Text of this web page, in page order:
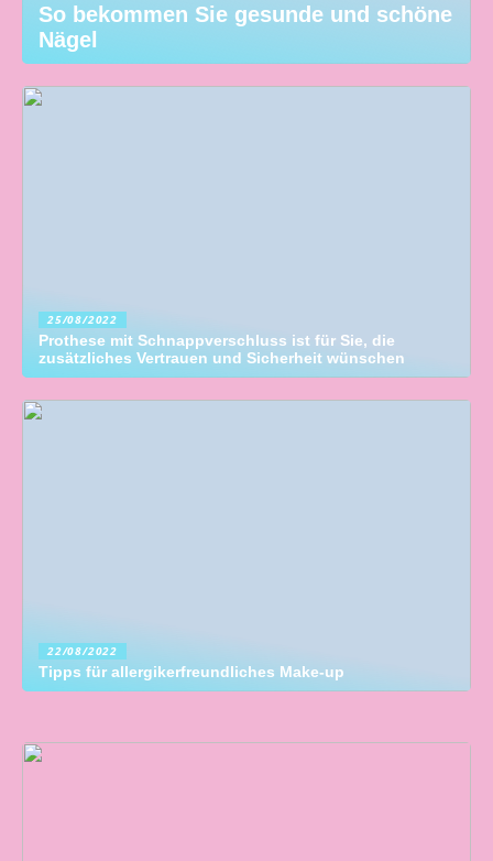
So bekommen Sie gesunde und schöne
Nägel
25/08/2022
Prothese mit Schnappverschluss ist für Sie, die
zusätzliches Vertrauen und Sicherheit wünschen
22/08/2022
Tipps für allergikerfreundliches Make-up